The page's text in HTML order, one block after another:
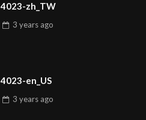
4023-zh_TW
3 years ago
4023-en_US
3 years ago